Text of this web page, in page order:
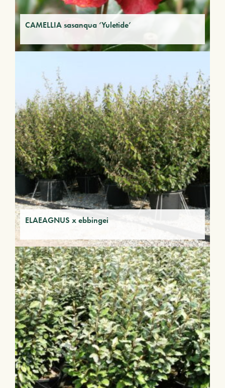
CAMELLIA sasanqua ‘Yuletide’
ELAEAGNUS x ebbingei